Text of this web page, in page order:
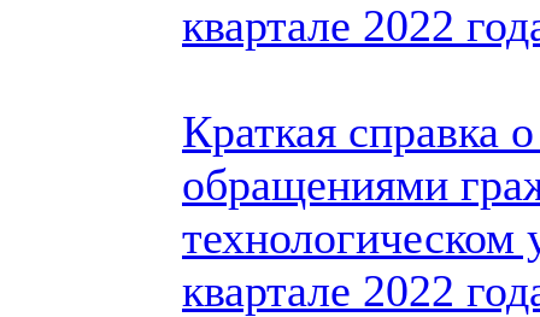
квартале 2022
Краткая справка
обращениями
технологическом
квартале 2022